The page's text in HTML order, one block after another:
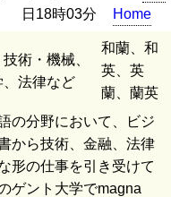
日18時03分
Home
術・機械、
法律など
和蘭、和
英、英
蘭、蘭英
の分野において、ビジ
から技術、金融、法律
形の仕事を引き受けて
ゲント大学でmagna